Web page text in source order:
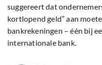
suggereert dat
kortlopend geld” aan
bankrekeningen – één bij
internationale bank.